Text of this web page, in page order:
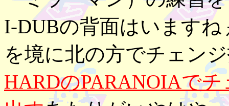
I-DUBの背面はいますね
を境に北の方でチェン
HARDのPARANOIAで